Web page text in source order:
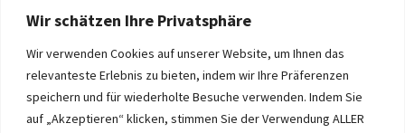
Wir schätzen Ihre Privatsphäre
Wir verwenden Cookies auf unserer Website, um Ihnen das
relevanteste Erlebnis zu bieten, indem wir Ihre Präferenzen
speichern und für wiederholte Besuche verwenden. Indem Sie
auf „Akzeptieren“ klicken, stimmen Sie der Verwendung ALLER
Realisiert durch